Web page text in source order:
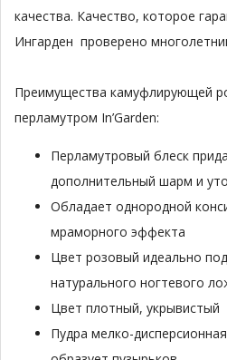
качества. Качество, которое
Ингарден проверено
Преимущества камуфлирующей
перламутром In’Garden:
Перламутровый блеск
дополнительный шарм и
Обладает однородной
мраморного эффекта
Цвет розовый идеально
натурального ногтевого
Цвет плотный, укрывистый
Пудра мелко-